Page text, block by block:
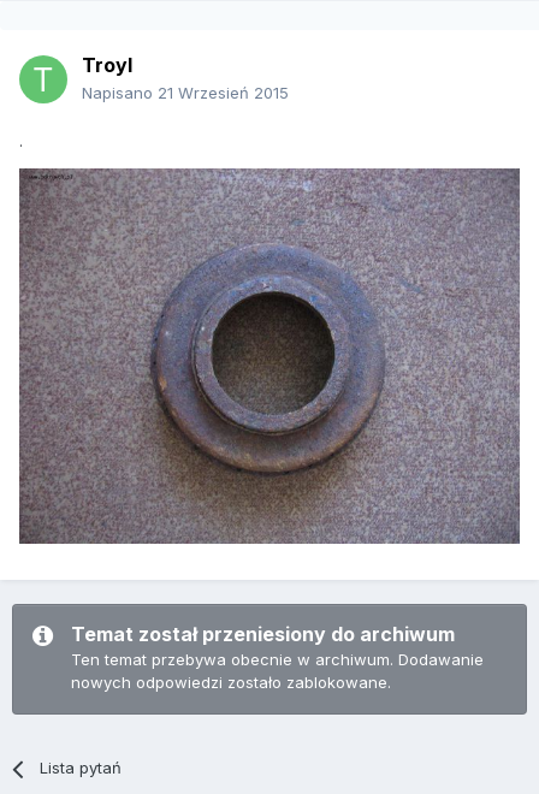
Troyl
Napisano 21 Wrzesień 2015
.
Temat został przeniesiony do archiwum
Ten temat przebywa obecnie w archiwum. Dodawanie
nowych odpowiedzi zostało zablokowane.
Lista pytań